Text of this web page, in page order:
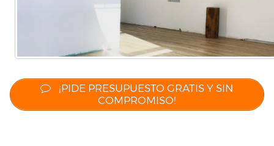
¡PIDE PRESUPUESTO GRATIS Y SIN
COMPROMISO!